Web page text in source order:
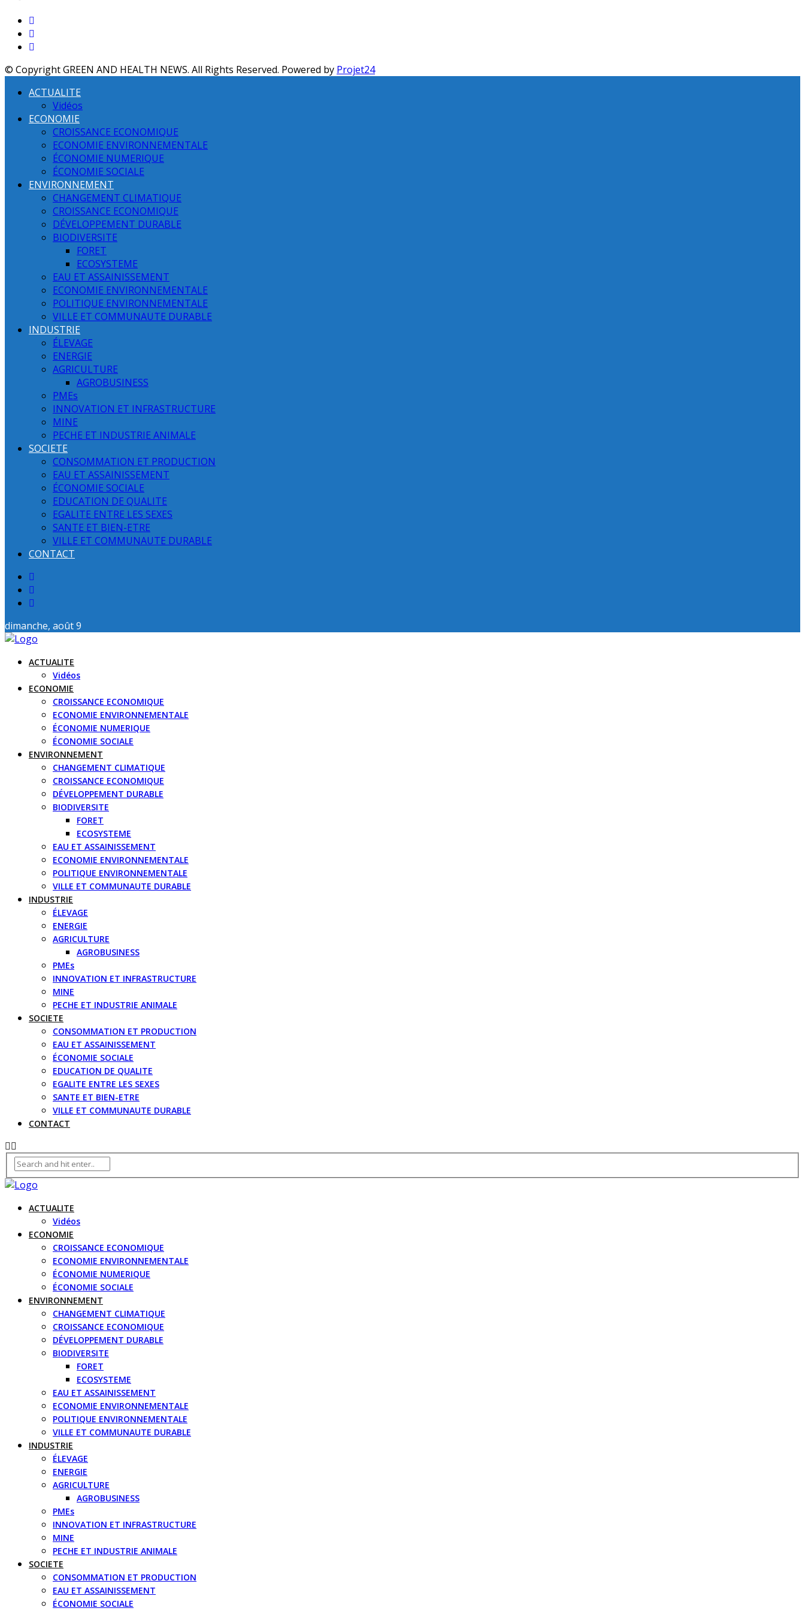
© Copyright GREEN AND HEALTH NEWS. All Rights Reserved. Powered by Projet24
ACTUALITE
Vidéos
ECONOMIE
CROISSANCE ECONOMIQUE
ECONOMIE ENVIRONNEMENTALE
ÉCONOMIE NUMERIQUE
ÉCONOMIE SOCIALE
ENVIRONNEMENT
CHANGEMENT CLIMATIQUE
CROISSANCE ECONOMIQUE
DÉVELOPPEMENT DURABLE
BIODIVERSITE
FORET
ECOSYSTEME
EAU ET ASSAINISSEMENT
ECONOMIE ENVIRONNEMENTALE
POLITIQUE ENVIRONNEMENTALE
VILLE ET COMMUNAUTE DURABLE
INDUSTRIE
ÉLEVAGE
ENERGIE
AGRICULTURE
AGROBUSINESS
PMEs
INNOVATION ET INFRASTRUCTURE
MINE
PECHE ET INDUSTRIE ANIMALE
SOCIETE
CONSOMMATION ET PRODUCTION
EAU ET ASSAINISSEMENT
ÉCONOMIE SOCIALE
EDUCATION DE QUALITE
EGALITE ENTRE LES SEXES
SANTE ET BIEN-ETRE
VILLE ET COMMUNAUTE DURABLE
CONTACT
dimanche, août 9
ACTUALITE
Vidéos
ECONOMIE
CROISSANCE ECONOMIQUE
ECONOMIE ENVIRONNEMENTALE
ÉCONOMIE NUMERIQUE
ÉCONOMIE SOCIALE
ENVIRONNEMENT
CHANGEMENT CLIMATIQUE
CROISSANCE ECONOMIQUE
DÉVELOPPEMENT DURABLE
BIODIVERSITE
FORET
ECOSYSTEME
EAU ET ASSAINISSEMENT
ECONOMIE ENVIRONNEMENTALE
POLITIQUE ENVIRONNEMENTALE
VILLE ET COMMUNAUTE DURABLE
INDUSTRIE
ÉLEVAGE
ENERGIE
AGRICULTURE
AGROBUSINESS
PMEs
INNOVATION ET INFRASTRUCTURE
MINE
PECHE ET INDUSTRIE ANIMALE
SOCIETE
CONSOMMATION ET PRODUCTION
EAU ET ASSAINISSEMENT
ÉCONOMIE SOCIALE
EDUCATION DE QUALITE
EGALITE ENTRE LES SEXES
SANTE ET BIEN-ETRE
VILLE ET COMMUNAUTE DURABLE
CONTACT
ACTUALITE
Vidéos
ECONOMIE
CROISSANCE ECONOMIQUE
ECONOMIE ENVIRONNEMENTALE
ÉCONOMIE NUMERIQUE
ÉCONOMIE SOCIALE
ENVIRONNEMENT
CHANGEMENT CLIMATIQUE
CROISSANCE ECONOMIQUE
DÉVELOPPEMENT DURABLE
BIODIVERSITE
FORET
ECOSYSTEME
EAU ET ASSAINISSEMENT
ECONOMIE ENVIRONNEMENTALE
POLITIQUE ENVIRONNEMENTALE
VILLE ET COMMUNAUTE DURABLE
INDUSTRIE
ÉLEVAGE
ENERGIE
AGRICULTURE
AGROBUSINESS
PMEs
INNOVATION ET INFRASTRUCTURE
MINE
PECHE ET INDUSTRIE ANIMALE
SOCIETE
CONSOMMATION ET PRODUCTION
EAU ET ASSAINISSEMENT
ÉCONOMIE SOCIALE